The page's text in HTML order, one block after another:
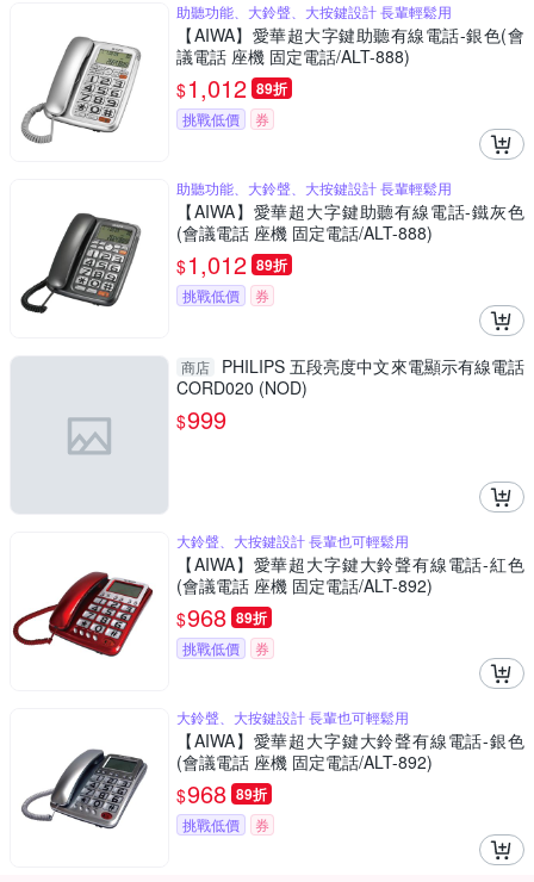
助聽功能、大鈴聲、大按鍵設計 長輩輕鬆用
【AIWA】愛華超大字鍵助聽有線電話-銀色(會
議電話 座機 固定電話/ALT-888)
$1,012 89折
挑戰低價 券
助聽功能、大鈴聲、大按鍵設計 長輩輕鬆用
【AIWA】愛華超大字鍵助聽有線電話-鐵灰色
(會議電話 座機 固定電話/ALT-888)
$1,012 89折
挑戰低價 券
商店
PHILIPS 五段亮度中文來電顯示有線電話
CORD020 (NOD)
$999
大鈴聲、大按鍵設計 長輩也可輕鬆用
【AIWA】愛華超大字鍵大鈴聲有線電話-紅色
(會議電話 座機 固定電話/ALT-892)
$968 89折
挑戰低價 券
大鈴聲、大按鍵設計 長輩也可輕鬆用
【AIWA】愛華超大字鍵大鈴聲有線電話-銀色
(會議電話 座機 固定電話/ALT-892)
$968 89折
挑戰低價 券